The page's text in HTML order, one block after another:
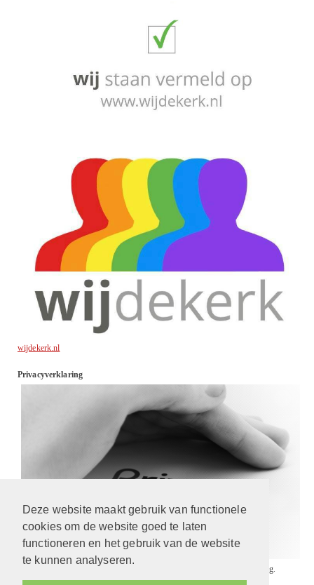
Deze website maakt gebruik van functionele
cookies om de website goed te laten
functioneren en het gebruik van de website
te kunnen analyseren.
wijdekerk.nl
Privacyverklaring
Wij gaan respectvol met uw gegevens om. Lees onze privacyverklaring.